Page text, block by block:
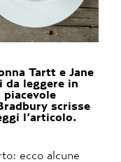
Tartt e Jane
leggere in
piacevole
scrisse
l’articolo.
ecco alcune